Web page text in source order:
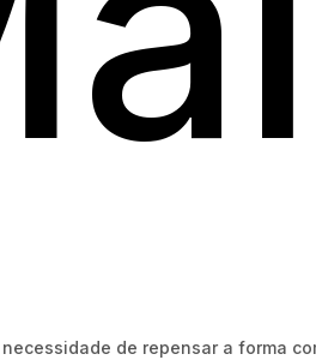
necessidade de repensar a forma